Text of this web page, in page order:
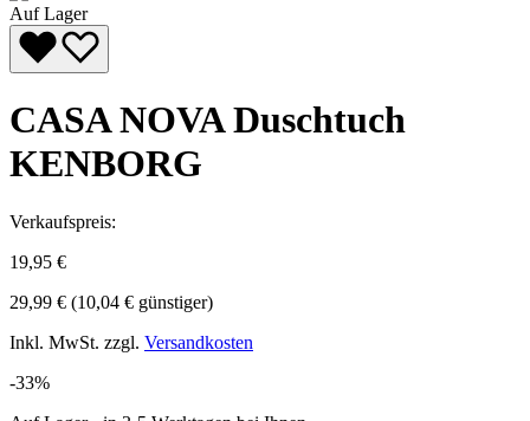
Auf Lager
CASA NOVA Duschtuch
KENBORG
Verkaufspreis:
19,95 €
29,99 € (10,04 € günstiger)
Inkl. MwSt. zzgl. Versandkosten
-33%